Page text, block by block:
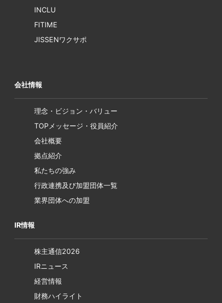
INCLU
FITIME
JISSENワクサポ
会社情報
理念・ビジョン・バリュー
TOPメッセージ・役員紹介
会社概要
拠点紹介
私たちの強み
行政連携及び加盟団体一覧
業界団体への加盟
IR情報
株主通信2026
IRニュース
経営情報
財務ハイライト